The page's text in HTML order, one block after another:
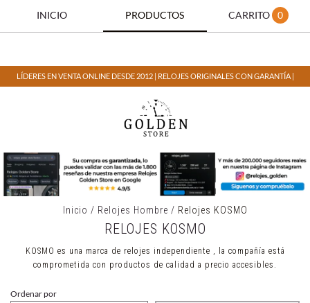
INICIO PRODUCTOS CARRITO 0
LÍDERES EN VENTA ONLINE DESDE 2012 | RELOJES ORIGINALES CON GARANTÍA |
Inicio / Relojes Hombre / Relojes KOSMO
RELOJES KOSMO
KOSMO es una marca de relojes independiente , la compañía está
comprometida con productos de calidad a precio accesibles.
Ordenar por